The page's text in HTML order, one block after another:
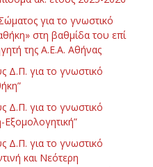
για το γνωστικό
στη βαθμίδα του επί
της Α.Ε.Α. Αθήνας
Δ.Π. για το γνωστικό
Δ.Π. για το γνωστικό
Εξομολογητική”
Δ.Π. για το γνωστικό
και Νεότερη